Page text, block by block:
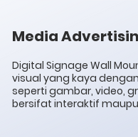
Media
Digital Signage Wall
visual yang kaya
seperti gambar, video,
bersifat interaktif